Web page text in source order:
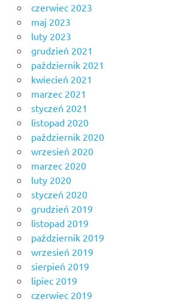
czerwiec 2023
maj 2023
luty 2023
grudzień 2021
październik 2021
kwiecień 2021
marzec 2021
styczeń 2021
listopad 2020
październik 2020
wrzesień 2020
marzec 2020
luty 2020
styczeń 2020
grudzień 2019
listopad 2019
październik 2019
wrzesień 2019
sierpień 2019
lipiec 2019
czerwiec 2019